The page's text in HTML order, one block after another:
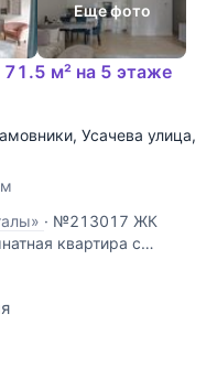
Еще фото
71.5 м² на 5 этаже
, Усачева улица,
· №213017 ЖК
квартира с
ЖК «Садовые
в благоустроенный
тишину,